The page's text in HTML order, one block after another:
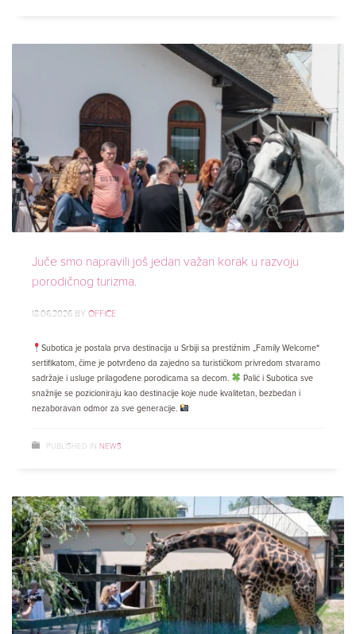
Juče smo napravili još jedan važan korak u razvoju
porodičnog turizma.
18.06.2026 BY OFFICE
Subotica je postala prva destinacija u Srbiji sa prestižnim „Family Welcome“
sertifikatom, čime je potvrđeno da zajedno sa turističkom privredom stvaramo
sadržaje i usluge prilagođene porodicama sa decom.
Palić i Subotica sve
snažnije se pozicioniraju kao destinacije koje nude kvalitetan, bezbedan i
nezaboravan odmor za sve generacije.
PUBLISHED IN NEWS